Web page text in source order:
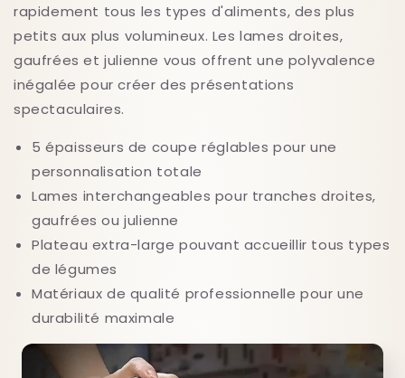
rapidement tous les types d'aliments, des plus
petits aux plus volumineux. Les lames droites,
gaufrées et julienne vous offrent une polyvalence
inégalée pour créer des présentations
spectaculaires.
5 épaisseurs de coupe réglables pour une
personnalisation totale
Lames interchangeables pour tranches droites,
gaufrées ou julienne
Plateau extra-large pouvant accueillir tous types
de légumes
Matériaux de qualité professionnelle pour une
durabilité maximale